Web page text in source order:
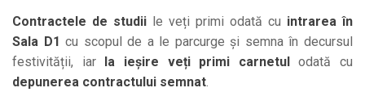
Contractele de studii le veți primi odată cu intrarea în
Sala D1 cu scopul de a le parcurge și semna în decursul
festivității, iar la ieșire veți primi carnetulodată cu
depunerea contractului semnat.